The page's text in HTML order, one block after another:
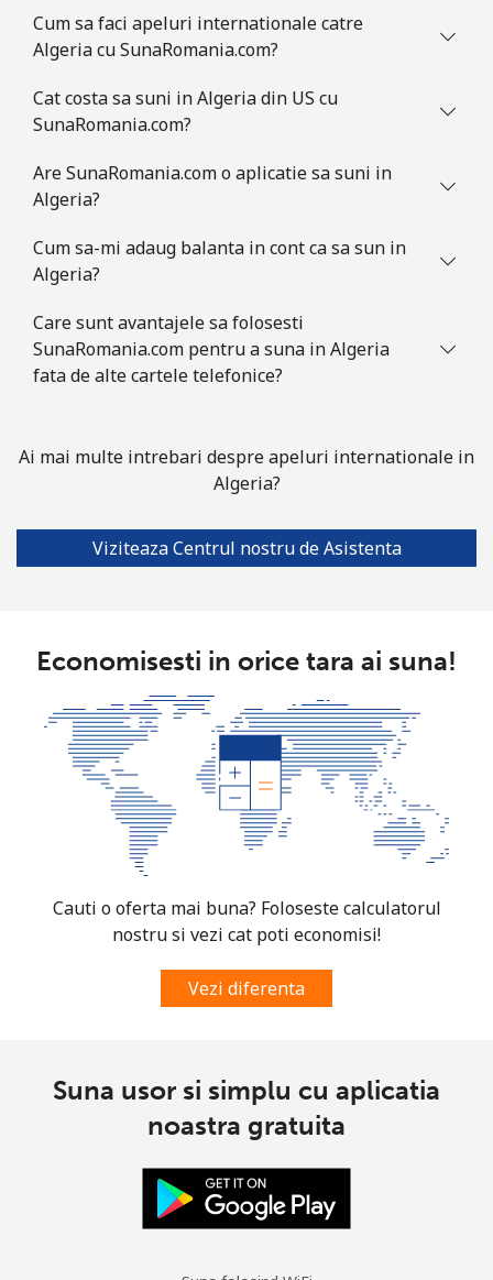
Mobil ⁦28.5¢⁩ 35 min pentru ⁦€10⁩
All
⁦197.9¢⁩
Telefon
Mobil ⁦2.6¢⁩ 384 min pentru ⁦€10⁩
Telefon
⁦2¢⁩ 500 min pentru ⁦€10⁩ -
⁦3¢⁩ 333 min pentru ⁦€10⁩
Telefon
⁦30.5¢⁩ 32 min pentru ⁦€10⁩ -
Mobil ⁦36.9¢⁩ 27 min pentru ⁦€10⁩
Cum sa faci apeluri internationale catre
Algeria cu SunaRomania.com?
Cat costa sa suni in Algeria din US cu
SunaRomania.com?
Are SunaRomania.com o aplicatie sa suni in
Algeria?
Cum sa-mi adaug balanta in cont ca sa sun in
Algeria?
Care sunt avantajele sa folosesti
SunaRomania.com pentru a suna in Algeria
fata de alte cartele telefonice?
Ai mai multe intrebari despre apeluri internationale in
Algeria?
Viziteaza Centrul nostru de Asistenta
Economisesti in orice tara ai suna!
Cauti o oferta mai buna? Foloseste calculatorul
nostru si vezi cat poti economisi!
Vezi diferenta
Suna usor si simplu cu aplicatia
noastra gratuita